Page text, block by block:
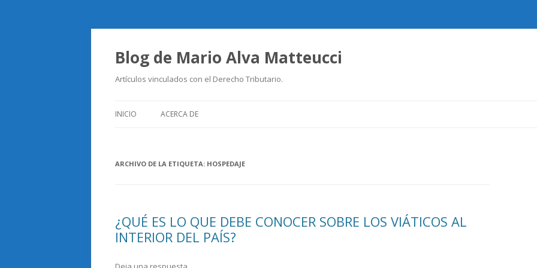
Blog de Mario Alva Matteucci
Artículos vinculados con el Derecho Tributario.
INICIO ACERCA DE
ARCHIVO DE LA ETIQUETA: HOSPEDAJE
¿QUÉ ES LO QUE DEBE CONOCER SOBRE LOS VIÁTICOS AL
INTERIOR DEL PAÍS?